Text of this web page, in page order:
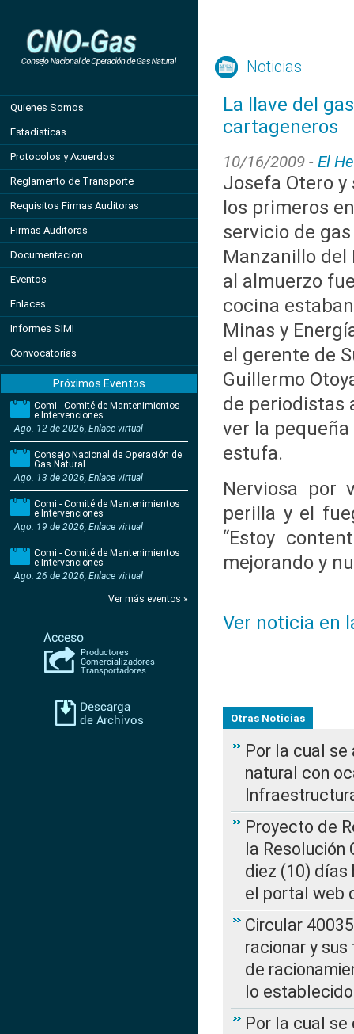
Quienes Somos
Estadisticas
Protocolos y Acuerdos
Reglamento de Transporte
Requisitos Firmas Auditoras
Firmas Auditoras
Documentacion
Eventos
Enlaces
Informes SIMI
Convocatorias
Próximos Eventos
Comi - Comité de Mantenimientos
e Intervenciones
Ago. 12 de 2026, Enlace virtual
Consejo Nacional de Operación de
Gas Natural
Ago. 13 de 2026, Enlace virtual
Comi - Comité de Mantenimientos
e Intervenciones
Ago. 19 de 2026, Enlace virtual
Comi - Comité de Mantenimientos
e Intervenciones
Ago. 26 de 2026, Enlace virtual
Ver más eventos »
Noticias
La llave del
cartageneros
10/16/2009 - El
Josefa Otero
los primeros
servicio de
Manzanillo del
al almuerzo
cocina
Minas y
el gerente de
Guillermo
de periodistas
ver la
estufa.
Nerviosa por
perilla y el
“Estoy
mejorando y
Ver noticia en
Otras Noticias
Por la cual
natural con
Proyecto de
la Resolución
diez (10) días
el portal web
Circular
racionar y
de
lo
Por la cual